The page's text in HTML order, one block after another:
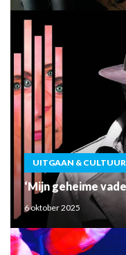
UITGAAN & CULTUUR
‘Mijn geheime
6 oktober 2025